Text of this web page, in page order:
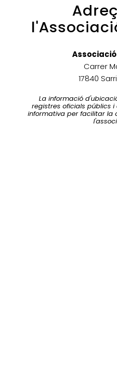
Carrer
17840
La informació
registres oficials públics
informativa per facilitar la